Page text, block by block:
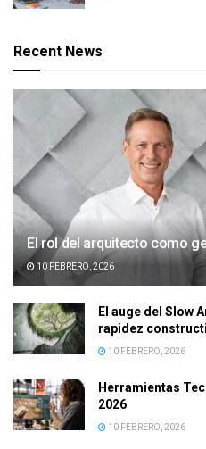
Recent News
El rol del arquitecto como
10 FEBRERO, 2026
El auge del Slow
rapidez
10 FEBRERO, 2026
Herramientas
2026
10 FEBRERO, 2026